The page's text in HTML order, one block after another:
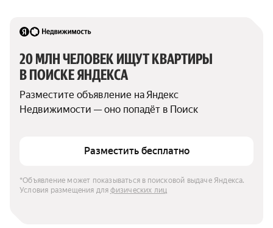
20 МЛН ЧЕЛОВЕК ИЩУТ КВАРТИРЫ
В ПОИСКЕ ЯНДЕКСА
Разместите объявление на Яндекс
Недвижимости — оно попадёт в Поиск
Разместить бесплатно
*Объявление может показываться в поисковой выдаче Яндекса.
Условия размещения для физических лиц